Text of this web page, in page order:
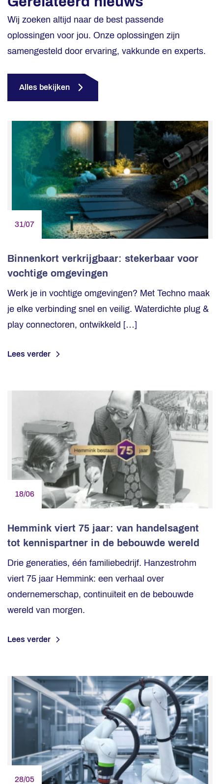
Wij zoeken altijd naar de best passende
oplossingen voor jou. Onze oplossingen zijn
samengesteld door ervaring, vakkunde en experts.
Alles bekijken
31/07
Binnenkort verkrijgbaar: stekerbaar voor
vochtige omgevingen
Werk je in vochtige omgevingen? Met Techno maak
je elke verbinding snel en veilig. Waterdichte plug &
play connectoren, ontwikkeld […]
Lees verder
18/06
Hemmink viert 75 jaar: van handelsagent
tot kennispartner in de bebouwde wereld
Drie generaties, één familiebedrijf. Hanzestrohm
viert 75 jaar Hemmink: een verhaal over
ondernemerschap, continuïteit en de bebouwde
wereld van morgen.
Lees verder
28/05